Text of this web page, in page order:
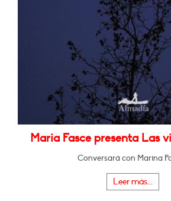
Maria Fasce presenta Las
Conversará con Marina
Leer más...